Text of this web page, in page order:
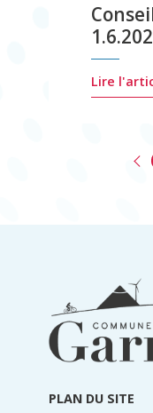
Lire
Informations
PLAN DU SITE